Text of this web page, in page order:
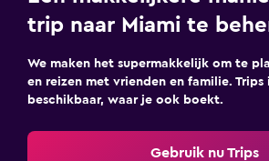
trip naar Miami te
We maken het supermakkelijk om te
en reizen met vrienden en familie. Trips
beschikbaar, waar je ook boekt.
Gebruik nu Trips